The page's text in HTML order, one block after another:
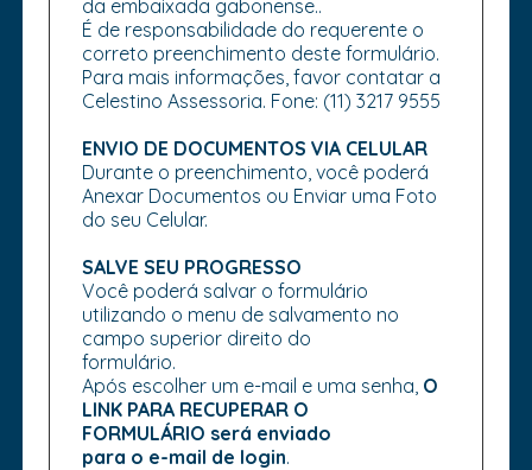
da embaixada gabonense..
É de responsabilidade do requerente o
correto preenchimento deste formulário.
Para mais informações, favor contatar a
Celestino Assessoria. Fone: (11) 3217 9555
ENVIO DE DOCUMENTOS VIA CELULAR
Durante o preenchimento, você poderá
Anexar Documentos ou Enviar uma Foto
do seu Celular.
SALVE SEU PROGRESSO
Você poderá salvar o formulário
utilizando o menu de salvamento no
campo superior direito do
formulário.
Após escolher um e-mail e uma senha, O
LINK PARA RECUPERAR O
FORMULÁRIO será enviado
para o e-mail de login.